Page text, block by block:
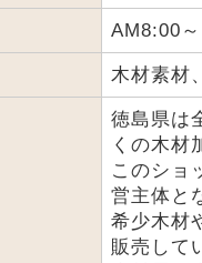
AM8:00
木材素材
徳島県は
くの木材
このショ
営主体と
希少木材
販売して